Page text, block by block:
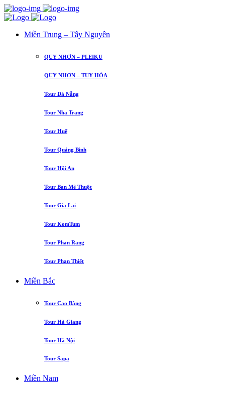
Miền Trung – Tây Nguyên
QUY NHƠN – PLEIKU
QUY NHƠN – TUY HÒA
Tour Đà Nẵng
Tour Nha Trang
Tour Huế
Tour Quảng Bình
Tour Hội An
Tour Ban Mê Thuột
Tour Gia Lai
Tour KomTum
Tour Phan Rang
Tour Phan Thiết
Miền Bắc
Tour Cao Bằng
Tour Hà Giang
Tour Hà Nội
Tour Sapa
Miền Nam